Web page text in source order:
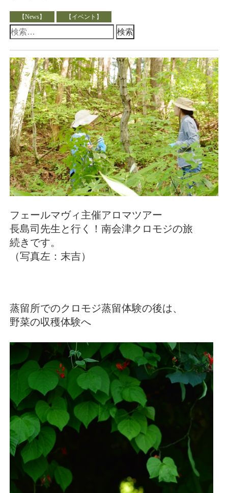
【News】 【イベント】
検
フェールマヴィ主催アロマツアー
長島司先生と行く！南会津クロモジの旅
続きです。
（写真左：末吉）
蒸留所でのクロモジ蒸留体験の後は、
野菜の収穫体験へ